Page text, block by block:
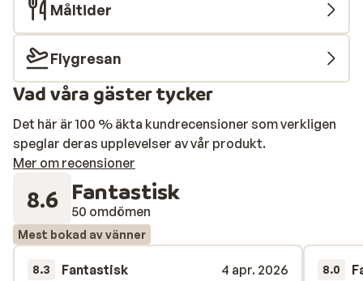
Måltider
Flygresan
Vad våra gäster tycker
Det här är 100 % äkta kundrecensioner som verkligen
speglar deras upplevelser av vår produkt.
Mer om recensioner
8.6 Fantastisk
50 omdömen
Mest bokad av vänner
8.3 Fantastisk
4 apr. 2026
8.0